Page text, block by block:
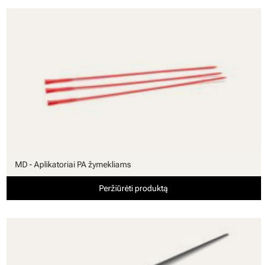
MD - Aplikatoriai PA žymekliams
Peržiūrėti produktą